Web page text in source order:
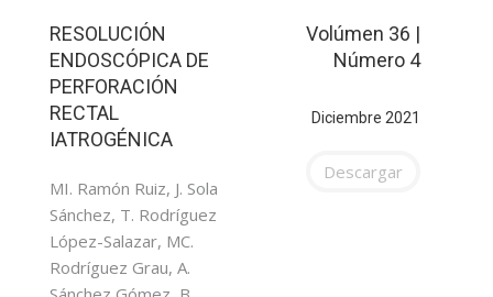
RESOLUCIÓN
ENDOSCÓPICA DE
PERFORACIÓN
RECTAL
IATROGÉNICA
MI. Ramón Ruiz, J. Sola
Sánchez, T. Rodríguez
López-Salazar, MC.
Rodríguez Grau, A.
Volúmen 36 |
Número 4
Diciembre 2021
Descargar